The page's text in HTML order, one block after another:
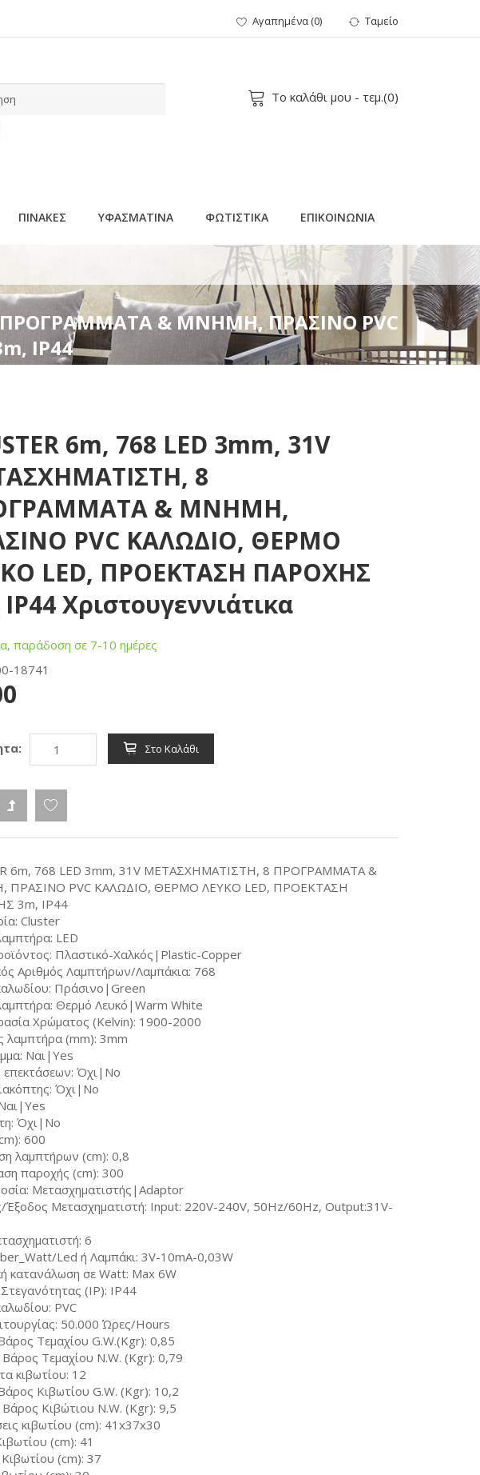
Αγαπημένα(0) Ταμείο
Το καλάθι μου - τεμ.(0)
ΠΙΝΑΚΕΣ ΥΦΑΣΜΑΤΙΝΑ ΦΩΤΙΣΤΙΚΑ ΕΠΙΚΟΙΝΩΝΙΑ
PVC ΚΑΛΩΔΙΟ, ΘΕΡΜΟ ΛΕΥΚΟ LED, ΠΡΟΕΚΤΑΣΗ ΠΑΡΟΧΗΣ
ΠΡΟΓΡΑΜΜΑΤΑ & MNHMH, ΠΡΑΣΙΝΟ PVC
ΙΡ44
6m, 768 LED 3mm, 31V
8
& MNHMH,
PVC ΚΑΛΩΔΙΟ, ΘΕΡΜΟ
LED, ΠΡΟΕΚΤΑΣΗ ΠΑΡΟΧΗΣ
Χριστουγεννιάτικα
παράδοση σε 7-10 ημέρες
18741
Στο Καλάθι
6m, 768 LED 3mm, 31V ΜΕΤΑΣΧΗΜΑΤΙΣΤΗ, 8 ΠΡΟΓΡΑΜΜΑΤΑ &
ΠΡΑΣΙΝΟ PVC ΚΑΛΩΔΙΟ, ΘΕΡΜΟ ΛΕΥΚΟ LED, ΠΡΟΕΚΤΑΣΗ
3m, ΙΡ44
Cluster
LED
Πλαστικό-Χαλκός|Plastic-Copper
Αριθμός Λαμπτήρων/Λαμπάκια: 768
Πράσινο|Green
Θερμό Λευκό|Warm White
Χρώματος (Kelvin): 1900-2000
λαμπτήρα (mm): 3mm
Ναι|Yes
επεκτάσεων: Όχι|No
Όχι|No
Όχι|No
600
λαμπτήρων (cm): 0,8
παροχής (cm): 300
Μετασχηματιστής|Adaptor
Έξοδος Μετασχηματιστή: Input: 220V-240V, 50Hz/60Hz, Output:31V-
6
Led ή Λαμπάκι: 3V-10mA-0,03W
κατανάλωση σε Watt: Max 6W
(IP): IP44
PVC
50.000 Ώρες/Hours
Τεμαχίου G.W.(Kgr): 0,85
Τεμαχίου N.W. (Kgr): 0,79
κιβωτίου: 12
Κιβωτίου G.W. (Kgr): 10,2
Κιβώτιου N.W. (Kgr): 9,5
κιβωτίου (cm): 41x37x30
(cm): 41
(cm): 37